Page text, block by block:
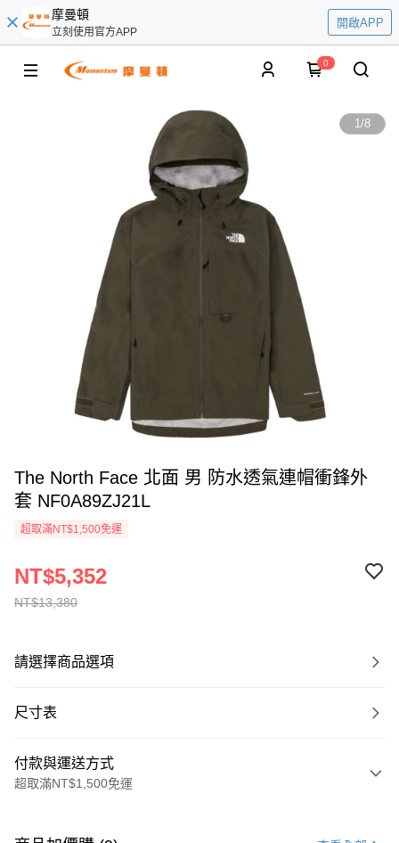
摩曼頓
立刻使用官方APP
開啟APP
0
1/8
The North Face 北面 男 防水透氣連帽衝鋒外
套 NF0A89ZJ21L
超取滿NT$1,500免運
NT$13,380
NT$5,352
請選擇商品選項
尺寸表
付款與運送方式
超取滿NT$1,500免運